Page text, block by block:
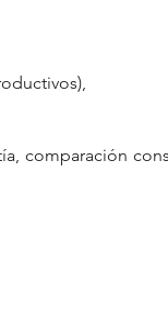
comparación